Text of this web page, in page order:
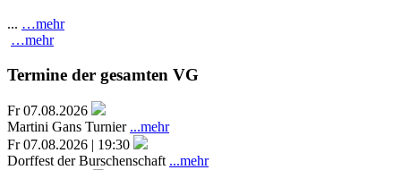
... …mehr
…mehr
Termine der gesamten VG
Fr 07.08.2026
Martini Gans Turnier ...mehr
Fr 07.08.2026 | 19:30
Dorffest der Burschenschaft ...mehr